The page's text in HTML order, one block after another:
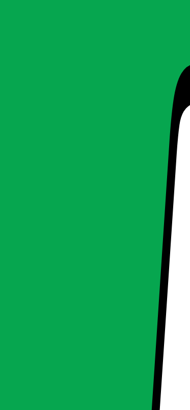
spotlights 12W - lofts spotlight til
spotlights 12W - lofts spotlight til
Lamper & belysning, Spotlights & downlight
Spotlights & downlight
indbyggede spotlights 12W - lofts spotlight